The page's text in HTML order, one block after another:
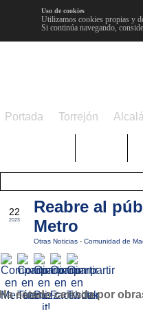
Uso de cookies
Utilizamos cookies propias y
Si continúa navegando,
Portada Torrejón Alcalá
22
2023
Reabre al
Metro
Otras Noticias - Comunidad de
Ha estado cerrada por